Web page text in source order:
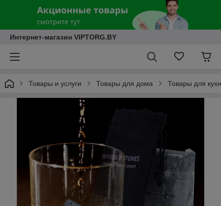
Интернет-магазин VIPTORG.BY
Товары и услуги Товары для дома Товары для